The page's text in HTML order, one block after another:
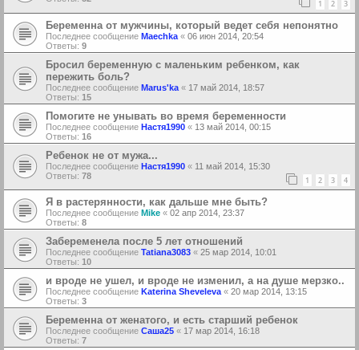
1 2 3
Беременна от мужчины, который ведет себя непонятно
Последнее сообщение Maechka « 06 июн 2014, 20:54
Ответы: 9
Бросил беременную с маленьким ребенком, как
пережить боль?
Последнее сообщение Marus'ka « 17 май 2014, 18:57
Ответы: 15
Помогите не унывать во время беременности
Последнее сообщение Настя1990 « 13 май 2014, 00:15
Ответы: 16
Ребенок не от мужа...
Последнее сообщение Настя1990 « 11 май 2014, 15:30
Ответы: 78 1 2 3 4
Я в растерянности, как дальше мне быть?
Последнее сообщение Mike « 02 апр 2014, 23:37
Ответы: 8
Забеременела после 5 лет отношений
Последнее сообщение Tatiana3083 « 25 мар 2014, 10:01
Ответы: 10
и вроде не ушел, и вроде не изменил, а на душе мерзко..
Последнее сообщение Katerina Sheveleva « 20 мар 2014, 13:15
Ответы: 3
Беременна от женатого, и есть старший ребенок
Последнее сообщение Саша25 « 17 мар 2014, 16:18
Ответы: 7